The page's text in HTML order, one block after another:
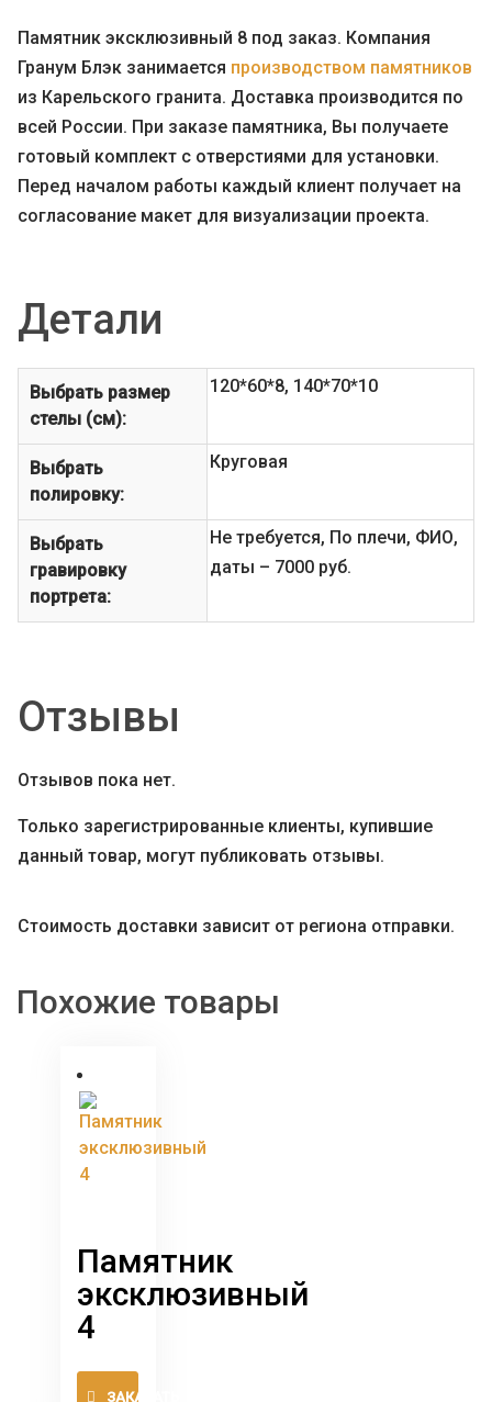
Памятник эксклюзивный 8 под заказ. Компания
Гранум Блэк занимается производством памятников
из Карельского гранита. Доставка производится по
всей России. При заказе памятника, Вы получаете
готовый комплект с отверстиями для установки.
Перед началом работы каждый клиент получает на
согласование макет для визуализации проекта.
Детали
Выбрать размер
стелы (см):
120*60*8, 140*70*10
Выбрать
полировку:
Круговая
Выбрать
гравировку
портрета:
Не требуется, По плечи, ФИО,
даты – 7000 руб.
Отзывы
Отзывов пока нет.
Только зарегистрированные клиенты, купившие
данный товар, могут публиковать отзывы.
Стоимость доставки зависит от региона отправки.
Похожие товары
Памятник
эксклюзивный
4
ЗАКАЗАТЬ